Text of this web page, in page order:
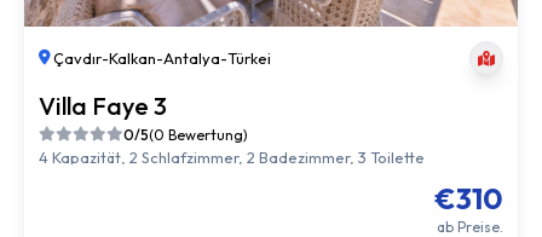
Çavdır-Kalkan-Antalya-Türkei
Villa Faye 3
0/5(0 Bewertung)
4 Kapazität, 2 Schlafzimmer, 2 Badezimmer, 3 Toilette
€310
ab Preise.